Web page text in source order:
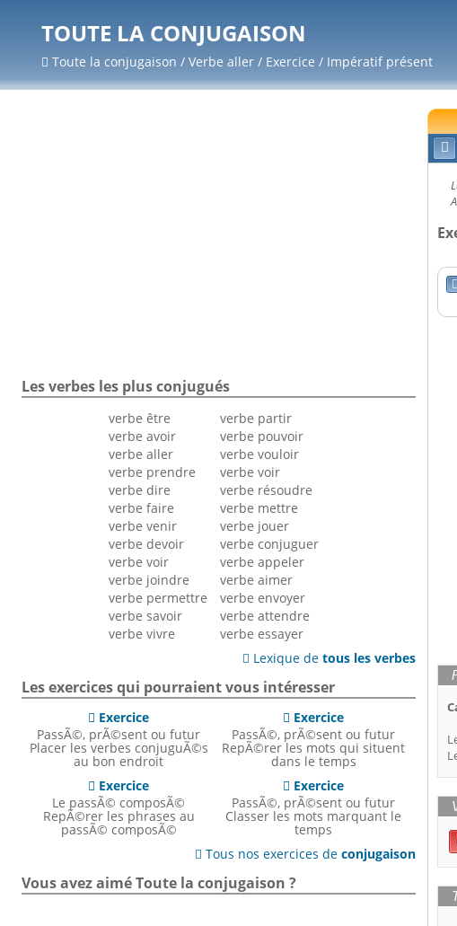
TOUTE LA CONJUGAISON
Toute la conjugaison / Verbe aller / Exercice / Impératif présent

Les verbes les plus conjugués
verbe être
verbe avoir
verbe aller
verbe prendre
verbe dire
verbe faire
verbe venir
verbe devoir
verbe voir
verbe joindre
verbe permettre
verbe savoir
verbe vivre
verbe partir
verbe pouvoir
verbe vouloir
verbe voir
verbe résoudre
verbe mettre
verbe jouer
verbe conjuguer
verbe appeler
verbe aimer
verbe envoyer
verbe attendre
verbe essayer
 Lexique detous les verbes
Les exercices qui pourraient vous intéresser
 Exercice
PassÃ©, prÃ©sent ou futur
Placer les verbes conjuguÃ©s
au bon endroit
 Exercice
PassÃ©, prÃ©sent ou futur
RepÃ©rer les mots qui situent
dans le temps
 Exercice
Le passÃ© composÃ©
RepÃ©rer les phrases au
passÃ© composÃ©
 Exercice
PassÃ©, prÃ©sent ou futur
Classer les mots marquant le
temps
 Tous nos exercices deconjugaison
Vous avez aimé Toute la conjugaison ?